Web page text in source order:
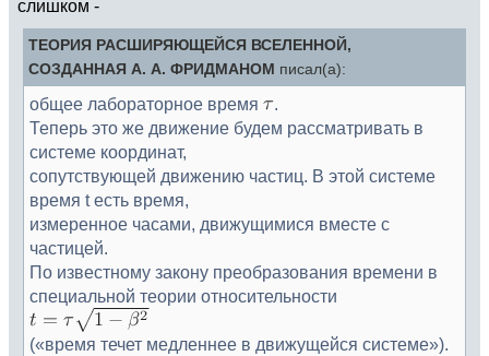
слишком -
ТЕОРИЯ РАСШИРЯЮЩЕЙСЯ ВСЕЛЕННОЙ,
СОЗДАННАЯ А. А. ФРИДМАНОМ писал(а):
общее лабораторное время
.
Теперь это же движение будем рассматривать в
системе координат,
сопутствующей движению частиц. В этой системе
время t есть время,
измеренное часами, движущимися вместе с
частицей.
По известному закону преобразования времени в
специальной теории относительности
(«время течет медленнее в движущейся системе»).